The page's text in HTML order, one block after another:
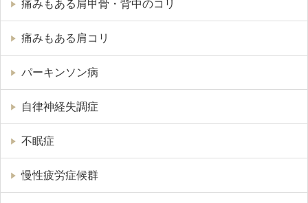
痛みもある肩甲骨・背中のコリ
痛みもある肩コリ
パーキンソン病
自律神経失調症
不眠症
慢性疲労症候群